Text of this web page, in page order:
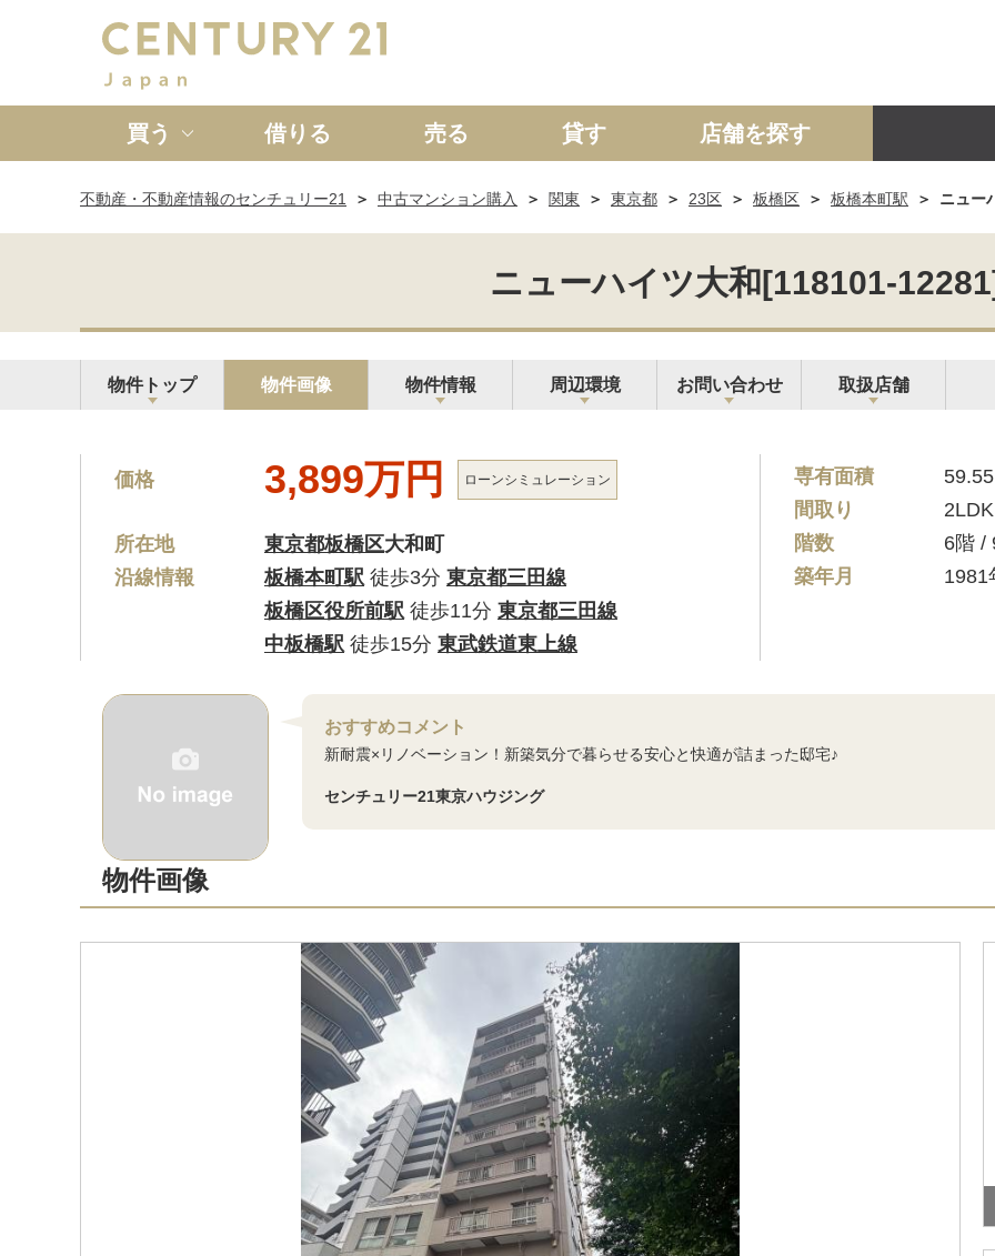
買う
新築一戸建て 中古一戸建て マンション 土地 事業投資用
借りる 売る 貸す 店舗を探す
不動産・不動産情報のセンチュリー21 中古マンション購入 関東 東京都 23区 板橋区 板橋本町駅 ニュー
ニューハイツ大和[118101-
物件トップ 物件画像 物件情報 周辺環境 お問い合わせ 取扱店舗
価格 3,899万円 ローンシミュレーション
所在地 東京都板橋区大和町
沿線情報
板橋本町駅 徒歩3分 東京都三田線
板橋区役所前駅 徒歩11分 東京都三田線
中板橋駅 徒歩15分 東武鉄道東上線
専有面積
間取り
2LDK
階数
6階 /
築年月
1981
おすすめコメント
新耐震×リノベーション！新築気分で暮らせる安心と快適が詰まった邸宅♪
センチュリー21東京ハウジング
物件画像